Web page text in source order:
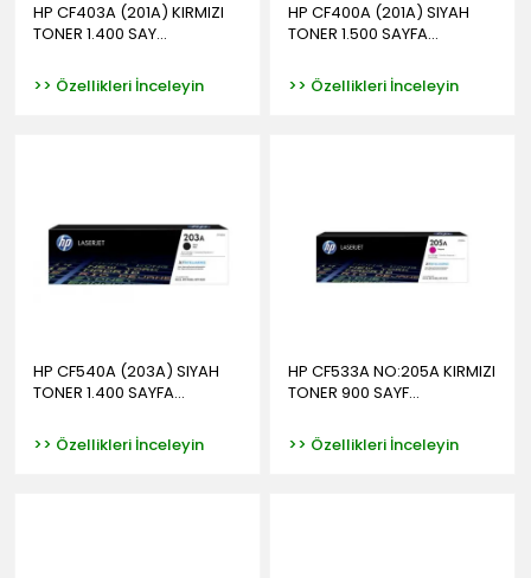
HP CF403A (201A) KIRMIZI
TONER 1.400 SAY...
>> Özellikleri İnceleyin
HP CF400A (201A) SIYAH
TONER 1.500 SAYFA...
>> Özellikleri İnceleyin
HP CF540A (203A) SIYAH
TONER 1.400 SAYFA...
>> Özellikleri İnceleyin
HP CF533A NO:205A KIRMIZI
TONER 900 SAYF...
>> Özellikleri İnceleyin